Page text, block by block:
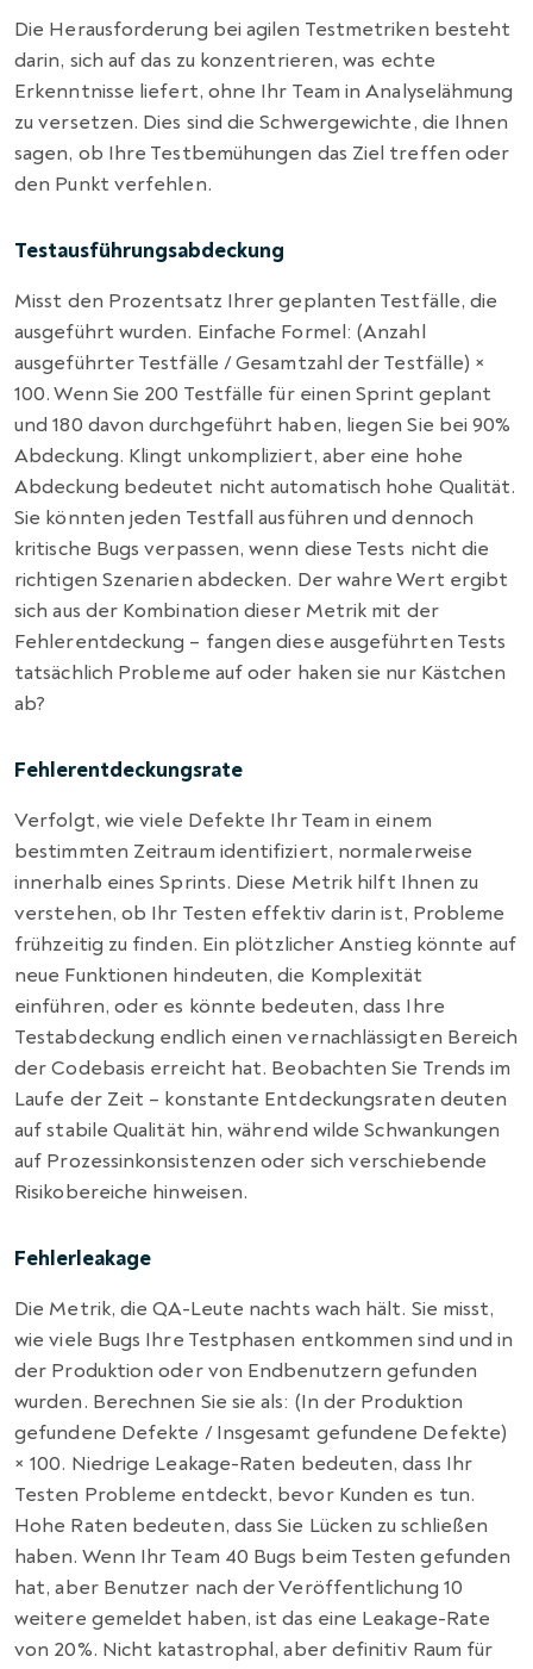
Die Herausforderung bei agilen Testmetriken besteht
darin, sich auf das zu konzentrieren, was echte
Erkenntnisse liefert, ohne Ihr Team in Analyselähmung
zu versetzen. Dies sind die Schwergewichte, die Ihnen
sagen, ob Ihre Testbemühungen das Ziel treffen oder
den Punkt verfehlen.
Testausführungsabdeckung
Misst den Prozentsatz Ihrer geplanten Testfälle, die
ausgeführt wurden. Einfache Formel: (Anzahl
ausgeführter Testfälle / Gesamtzahl der Testfälle) ×
100. Wenn Sie 200 Testfälle für einen Sprint geplant
und 180 davon durchgeführt haben, liegen Sie bei 90%
Abdeckung. Klingt unkompliziert, aber eine hohe
Abdeckung bedeutet nicht automatisch hohe Qualität.
Sie könnten jeden Testfall ausführen und dennoch
kritische Bugs verpassen, wenn diese Tests nicht die
richtigen Szenarien abdecken. Der wahre Wert ergibt
sich aus der Kombination dieser Metrik mit der
Fehlerentdeckung – fangen diese ausgeführten Tests
tatsächlich Probleme auf oder haken sie nur Kästchen
ab?
Fehlerentdeckungsrate
Verfolgt, wie viele Defekte Ihr Team in einem
bestimmten Zeitraum identifiziert, normalerweise
innerhalb eines Sprints. Diese Metrik hilft Ihnen zu
verstehen, ob Ihr Testen effektiv darin ist, Probleme
frühzeitig zu finden. Ein plötzlicher Anstieg könnte auf
neue Funktionen hindeuten, die Komplexität
einführen, oder es könnte bedeuten, dass Ihre
Testabdeckung endlich einen vernachlässigten Bereich
der Codebasis erreicht hat. Beobachten Sie Trends im
Laufe der Zeit – konstante Entdeckungsraten deuten
auf stabile Qualität hin, während wilde Schwankungen
auf Prozessinkonsistenzen oder sich verschiebende
Risikobereiche hinweisen.
Fehlerleakage
Die Metrik, die QA-Leute nachts wach hält. Sie misst,
wie viele Bugs Ihre Testphasen entkommen sind und in
der Produktion oder von Endbenutzern gefunden
wurden. Berechnen Sie sie als: (In der Produktion
gefundene Defekte / Insgesamt gefundene Defekte)
× 100. Niedrige Leakage-Raten bedeuten, dass Ihr
Testen Probleme entdeckt, bevor Kunden es tun.
Hohe Raten bedeuten, dass Sie Lücken zu schließen
haben. Wenn Ihr Team 40 Bugs beim Testen gefunden
hat, aber Benutzer nach der Veröffentlichung 10
weitere gemeldet haben, ist das eine Leakage-Rate
von 20%. Nicht katastrophal, aber definitiv Raum für